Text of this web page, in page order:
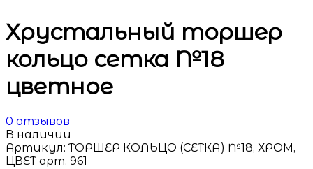
Хрустальный торшер
кольцо сетка №18
цветное
0 отзывов
В наличии
Артикул:ТОРШЕР КОЛЬЦО (СЕТКА) №18, ХРОМ,
ЦВЕТ арт. 961